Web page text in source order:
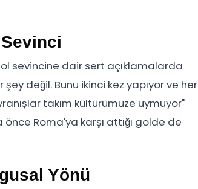
sevincine dair sert açıklamalarda
değil. Bunu ikinci kez yapıyor ve her
takım kültürümüze uymuyor"
Roma'ya karşı attığı golde de
Yönü